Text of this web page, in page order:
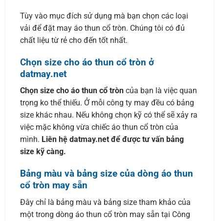
Tùy vào mục đích sử dụng mà bạn chọn các loại
vải để đặt may áo thun cổ tròn. Chúng tôi có đủ
chất liệu từ rẻ cho đến tốt nhất.
Chọn size cho áo thun cổ tròn ở
datmay.net
Chọn size cho áo thun cổ tròn của bạn là việc quan
trọng ko thể thiếu. Ở mỗi công ty may đều có bảng
size khác nhau. Nếu không chọn kỹ có thể sẽ xảy ra
việc mặc không vừa chiếc áo thun cổ tròn của
mình. Liên hệ datmay.net để được tư vấn bảng
size kỹ càng.
Bảng màu và bảng size của dòng áo thun
cổ tròn may sẵn
Đây chỉ là bảng màu và bảng size tham khảo của
một trong dòng áo thun cổ tròn may sẵn tại Công